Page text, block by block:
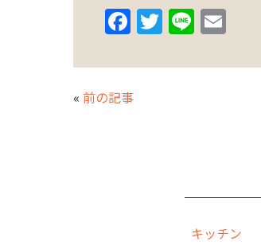
F
c
e
T
itt
Li
e ai
« 前の記事
キッチン